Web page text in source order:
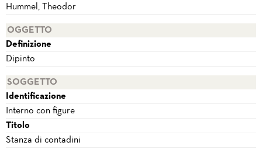
Hummel, Theodor
OGGETTO
Definizione
Dipinto
SOGGETTO
Identificazione
Interno con figure
Titolo
Stanza di contadini